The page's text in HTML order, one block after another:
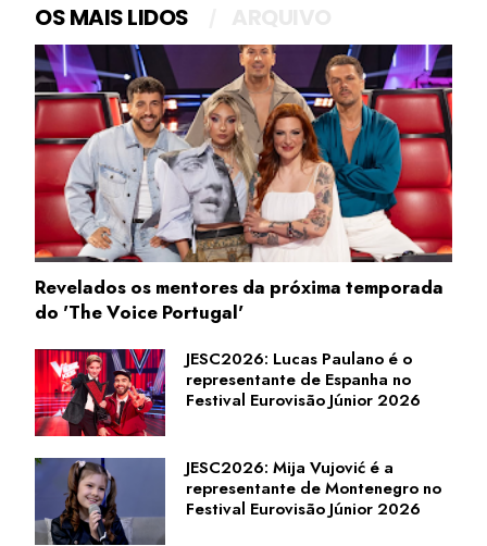
OS MAIS LIDOS
Revelados os mentores da próxima temporada
do 'The Voice Portugal'
JESC2026: Lucas Paulano é o
representante de Espanha no
Festival Eurovisão Júnior 2026
JESC2026: Mija Vujović é a
representante de Montenegro no
Festival Eurovisão Júnior 2026